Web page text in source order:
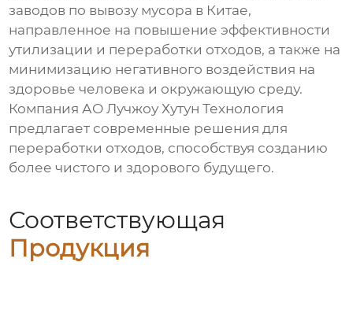
заводов по вывозу мусора в Китае,
направленное на повышение эффективности
утилизации и переработки отходов, а также на
минимизацию негативного воздействия на
здоровье человека и окружающую среду.
Компания АО Лучжоу Хутун Технология
предлагает современные решения для
переработки отходов, способствуя созданию
более чистого и здорового будущего.
Соответствующая
Продукция